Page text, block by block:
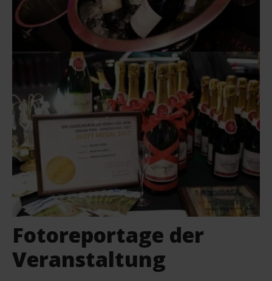
Fotoreportage der
Veranstaltung